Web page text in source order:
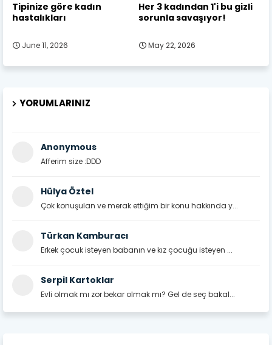
Tipinize göre kadın
hastalıkları
June 11, 2026
Her 3 kadından 1'i bu gizli
sorunla savaşıyor!
May 22, 2026
YORUMLARINIZ
Anonymous
Afferim size :DDD
Hülya Öztel
Çok konuşulan ve merak ettiğim bir konu hakkında y...
Türkan Kamburacı
Erkek çocuk isteyen babanın ve kız çocuğu isteyen ...
Serpil Kartoklar
Evli olmak mı zor bekar olmak mı? Gel de seç bakal...